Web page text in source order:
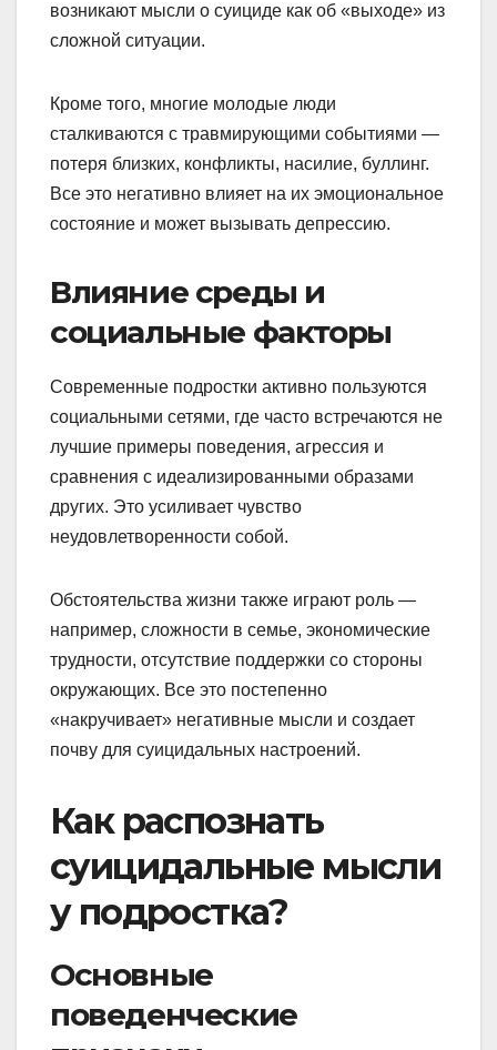
возникают мысли о суициде как об «выходе» из
сложной ситуации.
Кроме того, многие молодые люди
сталкиваются с травмирующими событиями —
потеря близких, конфликты, насилие, буллинг.
Все это негативно влияет на их эмоциональное
состояние и может вызывать депрессию.
Влияние среды и
социальные факторы
Современные подростки активно пользуются
социальными сетями, где часто встречаются не
лучшие примеры поведения, агрессия и
сравнения с идеализированными образами
других. Это усиливает чувство
неудовлетворенности собой.
Обстоятельства жизни также играют роль —
например, сложности в семье, экономические
трудности, отсутствие поддержки со стороны
окружающих. Все это постепенно
«накручивает» негативные мысли и создает
почву для суицидальных настроений.
Как распознать
суицидальные мысли
у подростка?
Основные
поведенческие